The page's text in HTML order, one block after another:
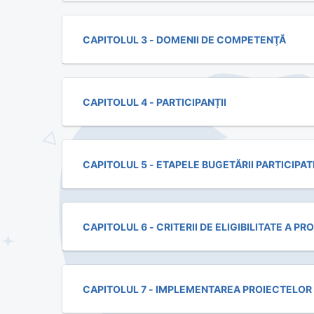
CAPITOLUL 3 - DOMENII DE COMPETENŢĂ
CAPITOLUL 4 - PARTICIPANȚII
CAPITOLUL 5 - ETAPELE BUGETĂRII
CAPITOLUL 6 - CRITERII DE ELIGIBILITATE A
CAPITOLUL 7 - IMPLEMENTAREA PROIECTELOR